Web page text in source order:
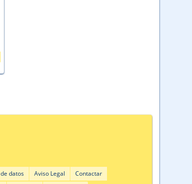
datos Aviso Legal
Contactar